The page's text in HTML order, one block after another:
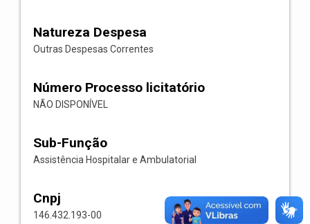
Natureza Despesa
Outras Despesas Correntes
Número Processo licitatório
NÃO DISPONÍVEL
Sub-Função
Assistência Hospitalar e Ambulatorial
Cnpj
146.432.193-00